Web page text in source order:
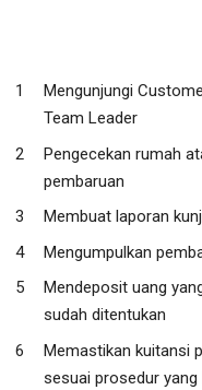
Mengunjungi
Team Leader
Pengecekan rumah
pembaruan
Membuat laporan
Mengumpulkan
Mendeposit uang
sudah ditentukan
Memastikan kuitansi
sesuai prosedur yang